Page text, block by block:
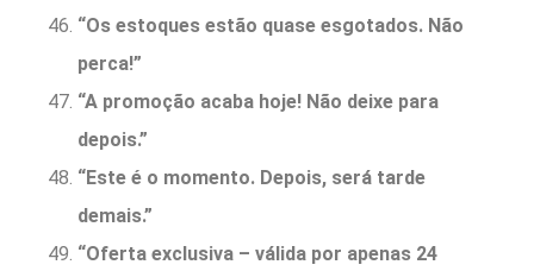
“Os estoques estão quase esgotados. Não
perca!”
“A promoção acaba hoje! Não deixe para
depois.”
“Este é o momento. Depois, será tarde
demais.”
“Oferta exclusiva – válida por apenas 24